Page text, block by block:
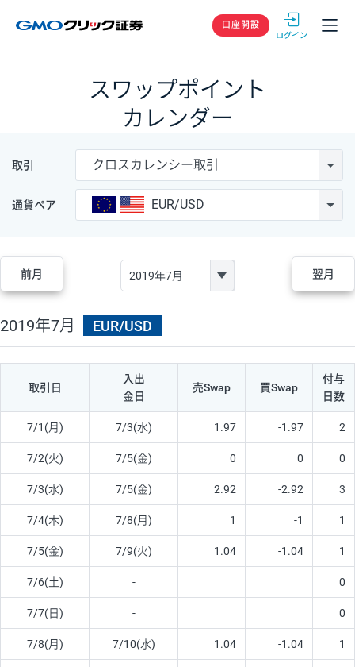
GMOクリック
口座開設
スワップポイント
カレンダー
取引 クロスカレンシー取引
通貨ペア EUR/USD
前月 翌月
2019年7月 EUR/USD
取引日
入出
金日
売Swap 買Swap
付与
日数
7/1(月) 7/3(水) 1.97 -1.97 2
7/2(火) 7/5(金) 0 0 0
7/3(水) 7/5(金) 2.92 -2.92 3
7/4(木) 7/8(月) 1 -1 1
7/5(金) 7/9(火) 1.04 -1.04 1
7/6(土) - 0
7/7(日) - 0
7/8(月) 7/10(水) 1.04 -1.04 1